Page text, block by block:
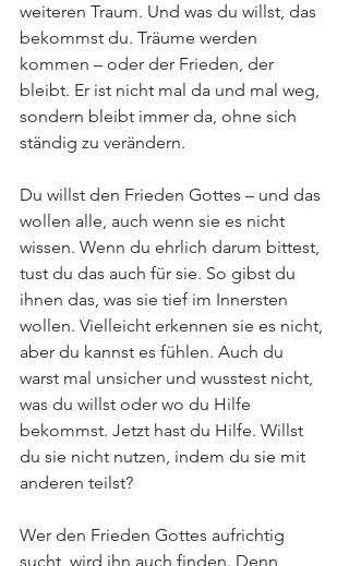
weiteren Traum. Und was du willst, das
bekommst du. Träume werden
kommen – oder der Frieden, der
bleibt. Er ist nicht mal da und mal weg,
sondern bleibt immer da, ohne sich
ständig zu verändern.
Du willst den Frieden Gottes – und das
wollen alle, auch wenn sie es nicht
wissen. Wenn du ehrlich darum bittest,
tust du das auch für sie. So gibst du
ihnen das, was sie tief im Innersten
wollen. Vielleicht erkennen sie es nicht,
aber du kannst es fühlen. Auch du
warst mal unsicher und wusstest nicht,
was du willst oder wo du Hilfe
bekommst. Jetzt hast du Hilfe. Willst
du sie nicht nutzen, indem du sie mit
anderen teilst?
Wer den Frieden Gottes aufrichtig
sucht, wird ihn auch finden. Denn